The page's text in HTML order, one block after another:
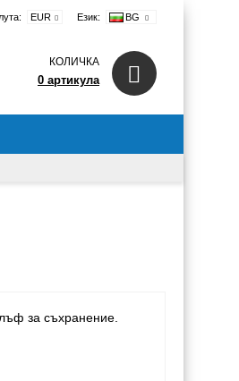
EUR Език: BG
КОЛИЧКА
0 артикула
за съхранение.